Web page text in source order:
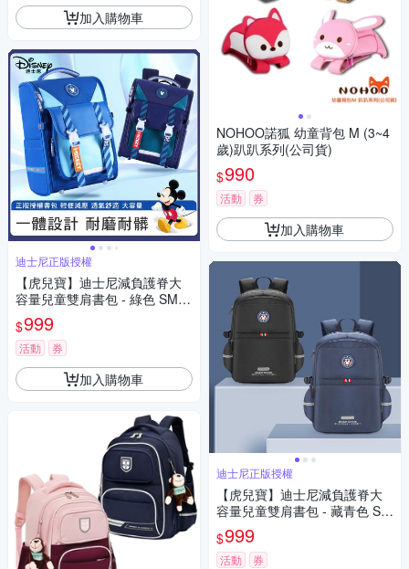
加入購物車
迪士尼正版授權
【虎兒寶】迪士尼減負護脊大
容量兒童雙肩書包 - 綠色 SM81
305BE
$999
活動 券
加入購物車
NOHOO諾狐 幼童背包 M (3~4
歲)趴趴系列(公司貨)
$990
活動 券
加入購物車
迪士尼正版授權
【虎兒寶】迪士尼減負護脊大
容量兒童雙肩書包 - 藏青色 SM
81300BE
$999
活動 券